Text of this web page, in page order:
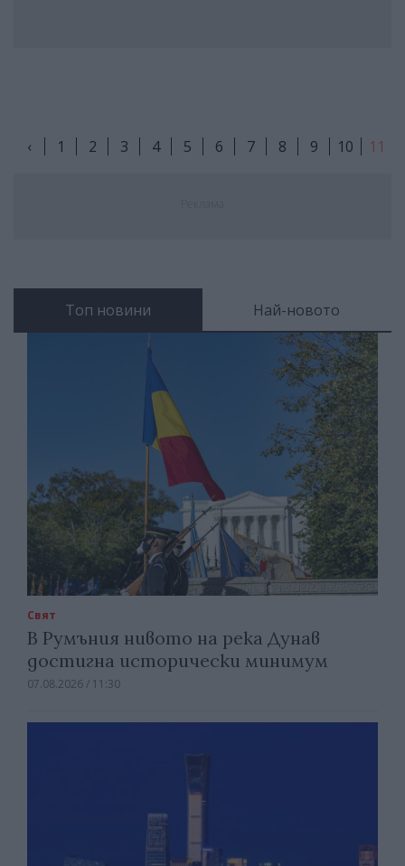
‹ 1 2 3 4 5 6 7 8 9 10 11
Топ новини Най-новото
Свят
В Румъния нивото на река Дунав
достигна исторически минимум
07.08.2026 / 11:30